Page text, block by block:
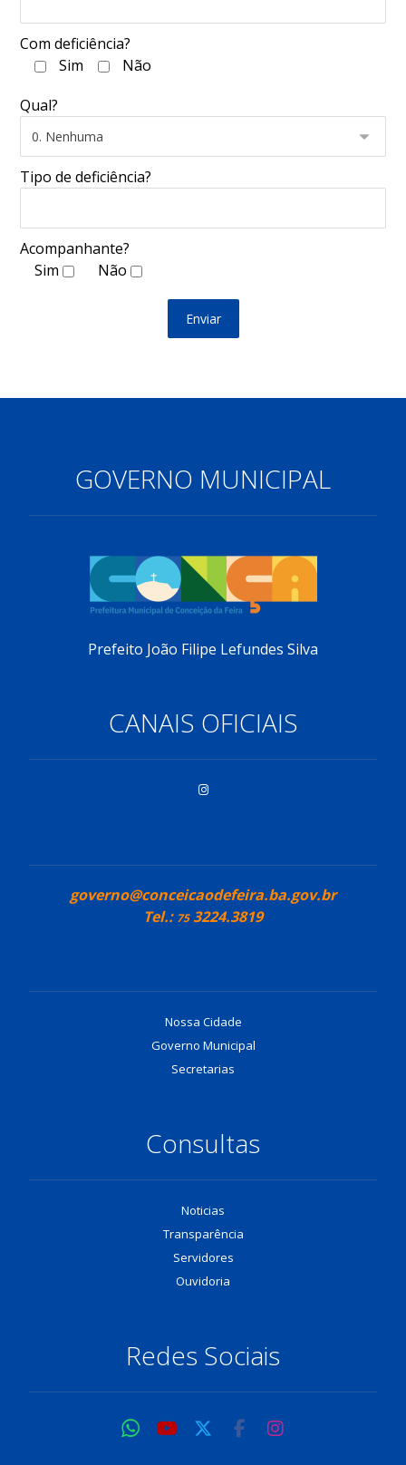
Com deficiência?
Sim
Não
Qual?
Tipo de deficiência?
Acompanhante?
Sim
Não
Enviar
GOVERNO MUNICIPAL
Prefeito João Filipe Lefundes Silva
CANAIS OFICIAIS
governo@conceicaodefeira.ba.gov.br
Tel.: 753224.3819
Nossa Cidade
Governo Municipal
Secretarias
Consultas
Noticias
Transparência
Servidores
Ouvidoria
Redes Sociais